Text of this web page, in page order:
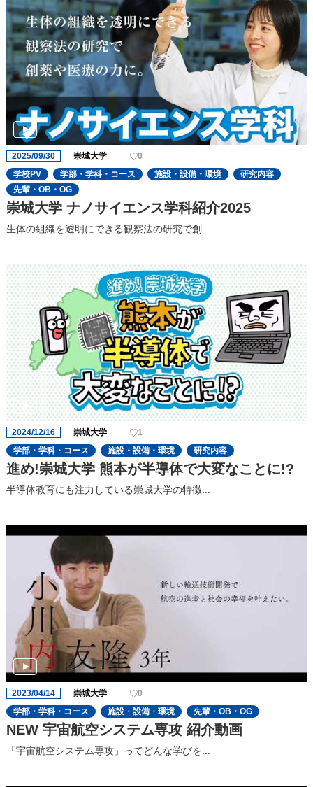
2025/09/30 崇城大学
0
学校PV
学部・学科・コース 施設・設備・環境
研究内容
先輩・OB・OG
崇城大学 ナノサイエンス学科紹介2025
生体の組織を透明にできる観察法の研究で創...
2024/12/16 崇城大学
1
学部・学科・コース
施設・設備・環境 研究内容
進め!崇城大学 熊本が半導体で大変なことに!?
半導体教育にも注力している崇城大学の特徴...
2023/04/14 崇城大学
0
学部・学科・コース
施設・設備・環境 先輩・OB・OG
NEW 宇宙航空システム専攻 紹介動画
「宇宙航空システム専攻」ってどんな学びを...